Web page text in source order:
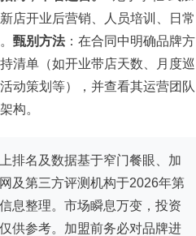
店开业后营销、人员培训、日常
甄别方法：在合同中明确品牌方
清单（如开业带店天数、月度巡
动策划等），并查看其运营团队
构。
排名及数据基于窄门餐眼、加
及第三方评测机构于2026年第
息整理。市场瞬息万变，投资
供参考。加盟前务必对品牌进